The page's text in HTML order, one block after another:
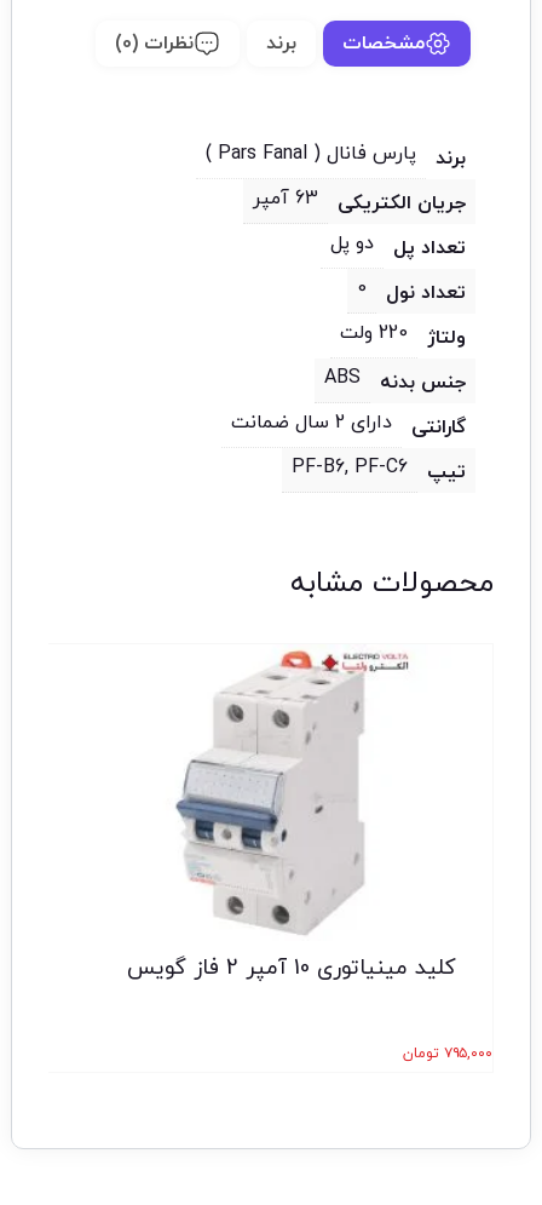
مشخصات برند نظرات (0)
برند
پارس فانال ( Pars Fanal )
جریان الکتریکی
63 آمپر
تعداد پل
دو پل
تعداد نول
0
ولتاژ
220 ولت
جنس بدنه
ABS
گارانتی
دارای 2 سال ضمانت
تیپ
PF-B6, PF-C6
محصولات مشابه
کلید مینیاتوری 10 آمپر 2 فاز گویس
۷۹۵,۰۰۰ تومان